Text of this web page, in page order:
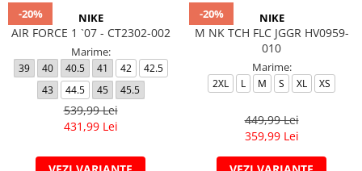
-20% NIKE
AIR FORCE 1 `07 - CT2302-002
Marime:
39 40 40.5 41 42
42.5
43
44.5 45 45.5
539,99 Lei
431,99 Lei
-20% NIKE
M NK TCH FLC JGGR HV0959-
010
Marime:
2XL L M S XL XS
449,99 Lei
359,99 Lei